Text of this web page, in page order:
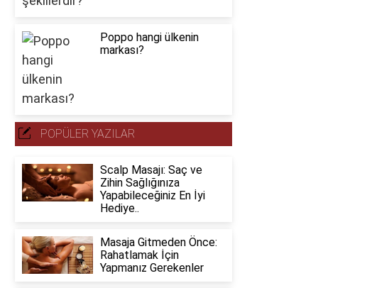
Poppo hangi ülkenin
markası?
POPÜLER YAZILAR
Scalp Masajı: Saç ve
Zihin Sağlığınıza
Yapabileceğiniz En İyi
Hediye..
Masaja Gitmeden Önce:
Rahatlamak İçin
Yapmanız Gerekenler